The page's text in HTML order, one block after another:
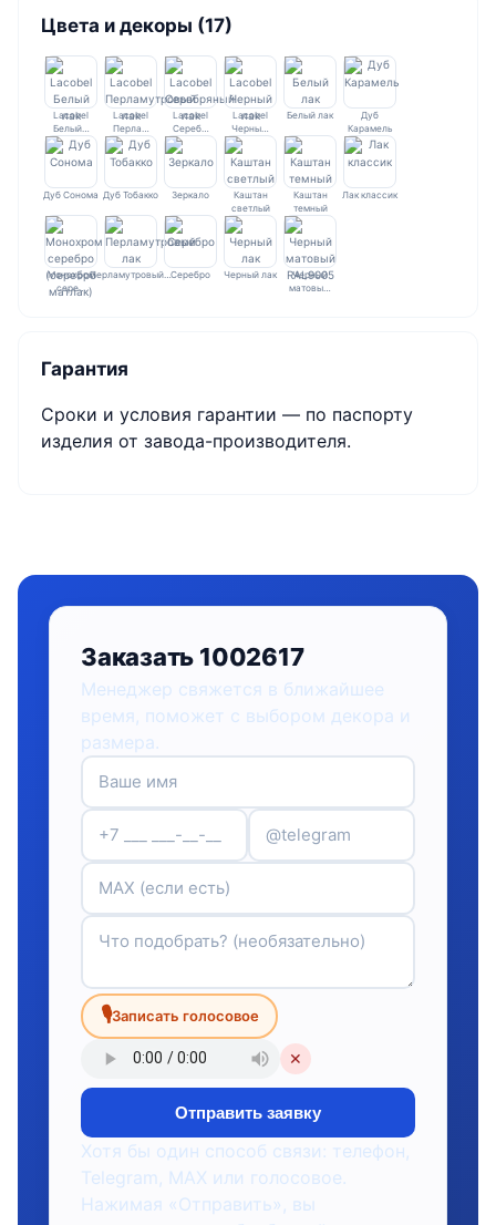
Цвета и декоры (17)
Lacobel
Белый…
Lacobel
Перла…
Lacobel
Сереб…
Lacobel
Черны…
Белый лак
Дуб
Карамель
Дуб Сонома Дуб Тобакко Зеркало
Каштан
светлый
Каштан
темный
Лак классик
Монохром
сере…
Перламутровый…Серебро Черный лак
Черный
матовы…
Гарантия
Сроки и условия гарантии — по паспорту
изделия от завода-производителя.
Заказать 1002617
Менеджер свяжется в ближайшее
время, поможет с выбором декора и
размера.
🎙Записать голосовое
✕
Отправить заявку
Хотя бы один способ связи: телефон,
Telegram, MAX или голосовое.
Нажимая «Отправить», вы